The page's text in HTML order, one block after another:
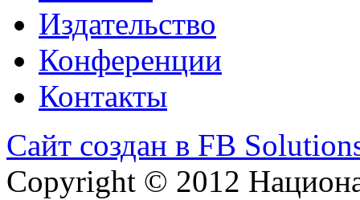
Издательство
Конференции
Контакты
Сайт создан в FB
Copyright © 2012